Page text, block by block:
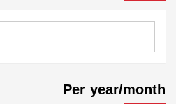
Per year/month